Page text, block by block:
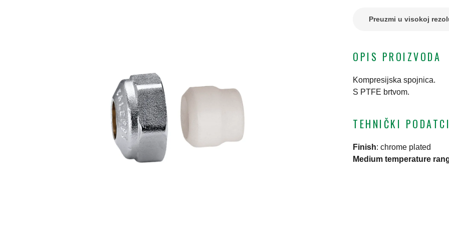
Preuzmi u visokoj
OPIS PROIZVODA
Kompresijska spojnica.
S PTFE brtvom.
TEHNIČKI PODATCI
Finish: chrome plated
Medium temperature